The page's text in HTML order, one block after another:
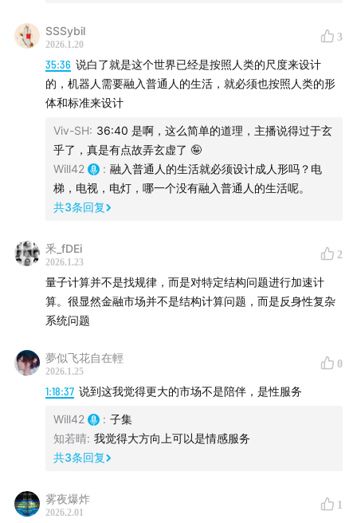
●28:22预测二：机器人住家元年——为什么我们需要人
形机器人？论“契约基础设施”。
41:12 预测三：量子计算临界点——QPU 会取代 GPU
吗？生成式与判定式的博弈。
00:53:30 预测四：脑机接口量产——连接平行世界的桥
梁与“智力阶级”分化。
01:05:13预测五：肽与生物黑客——减肥、增肌与被化
“情感多面体”。
两年的资本加速游戏。
01:37:38 预测八：终极能源解决方案——与其在南极找
“制冰机”，不如在太空建算力中心
01:47:58彩蛋：狂野脑洞——AI 创造新物种与人类繁衍
提到的概念：
SSSybil
2026.1.20
3
35:36 说白了就是这个世界已经是按照人类的尺度来设计
的，机器人需要融入普通人的生活，就必须也按照人类的形
体和标准来设计
Viv-SH: 36:40 是啊，这么简单的道理，主播说得过于玄
乎了，真是有点故弄玄虚了 🤪
Will42
: 融入普通人的生活就必须设计成人形吗？电
梯，电视，电灯，哪一个没有融入普通人的生活呢。
共3条回复
釆_fDEi
2026.1.23
2
量子计算并不是找规律，而是对特定结构问题进行加速计
算。很显然金融市场并不是结构计算问题，而是反身性复杂
系统问题
夢似飞花自在輕
2026.1.25
0
1:18:37 说到这我觉得更大的市场不是陪伴，是性服务
Will42 : 子集
知若晴: 我觉得大方向上可以是情感服务
共3条回复
雾夜爆炸
2026.2.01
1